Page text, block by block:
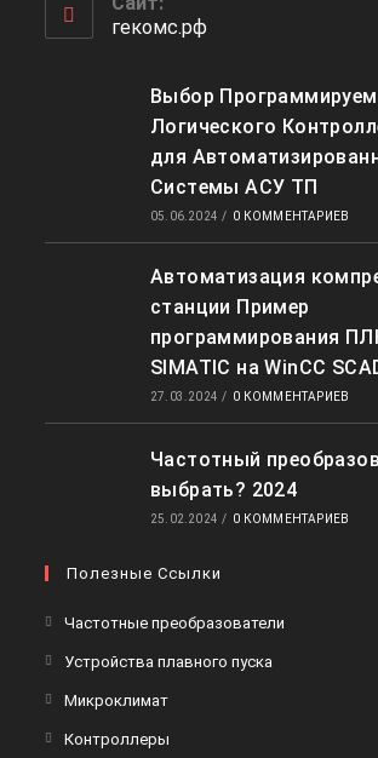
гекомс.рф
Выбор
Логического
для
Системы АСУ ТП
05.06.2024 / 0 КОММЕНТАРИЕВ
Автоматизация
станции Пример
программирования
SIMATIC на WinCC
27.03.2024 / 0 КОММЕНТАРИЕВ
Частотный
выбрать? 2024
25.02.2024 / 0 КОММЕНТАРИЕВ
Полезные Ссылки
Частотные преобразователи
Устройства плавного пуска
МикроклиматОткроется
Контроллеры